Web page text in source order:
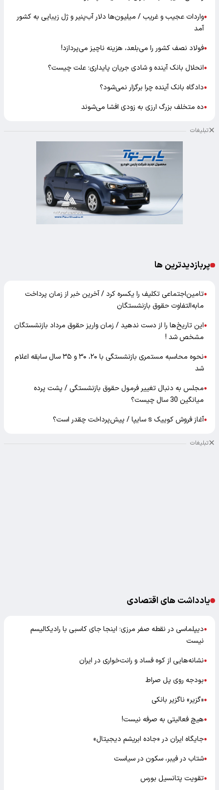
●واردات عجیب و غریب / میلیون‌ها دلار آب‌پنیر و ژل زیبایی به کشور
آمد
●فولاد نصف کشور را می‌بلعد، هزینه ناچیز می‌پردازد!
●انحلال بانک آینده و شادی جریان پایداری؛ علت چیست؟
●دادگاه بانک آینده چرا برگزار نمی‌شود؟
●ده متخلف بزرگ ارزی به زودی افشا می‌شوند
تبلیغات
پربازدیدترین ها
●تامین‌اجتماعی تکلیف را یکسره کرد / آخرین خبر از زمان پرداخت
مابه‌التفاوت حقوق بازنشستگان
●این تاریخ‌ها را از دست ندهید / زمان واریز حقوق مرداد بازنشستگان
مشخص شد !
●
نحوه محاسبه مستمری بازنشستگی با ۲۰، ۳۰ و ۳۵ سال سابقه اعلام
شد
●مجلس به دنبال تغییر فرمول حقوق بازنشستگی / پشت پرده
میانگین 30 سال چیست؟
●آغاز فروش کوییک s سایپا / پیش‌پرداخت چقدر است؟
تبلیغات
یادداشت های اقتصادی
●دیپلماسی در نقطه صفر مرزی؛ اینجا جای کاسبی با رادیکالیسم
نیست
●نشانه‌هایی از کوه فساد و رانت‌خواری در ایران
●بودجه روی پل صراط
●«گزیر» ناگزیر بانکی
●هیچ فعالیتی به صرفه نیست!
●جایگاه ایران در «جاده ابریشم دیجیتال»
●شتاب در فیبر، سکون در سیاست
●تقویت پتانسیل بورس